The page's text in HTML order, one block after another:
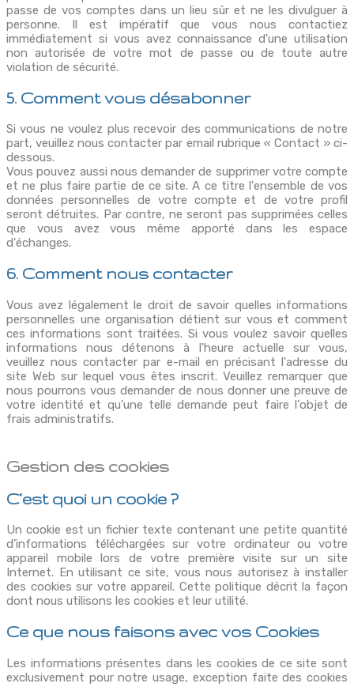
passe de vos comptes dans un lieu sûr et ne les divulguer à
personne. Il est impératif que vous nous contactiez
immédiatement si vous avez connaissance d'une utilisation
non autorisée de votre mot de passe ou de toute autre
violation de sécurité.
5. Comment vous désabonner
Si vous ne voulez plus recevoir des communications de notre
part, veuillez nous contacter par email rubrique « Contact » ci-
dessous.
Vous pouvez aussi nous demander de supprimer votre compte
et ne plus faire partie de ce site. A ce titre l'ensemble de vos
données personnelles de votre compte et de votre profil
seront détruites. Par contre, ne seront pas supprimées celles
que vous avez vous même apporté dans les espace
d'échanges.
6. Comment nous contacter
Vous avez légalement le droit de savoir quelles informations
personnelles une organisation détient sur vous et comment
ces informations sont traitées. Si vous voulez savoir quelles
informations nous détenons à l'heure actuelle sur vous,
veuillez nous contacter par e-mail en précisant l'adresse du
site Web sur lequel vous êtes inscrit. Veuillez remarquer que
nous pourrons vous demander de nous donner une preuve de
votre identité et qu'une telle demande peut faire l'objet de
frais administratifs.
Gestion des cookies
C’est quoi un cookie ?
Un cookie est un fichier texte contenant une petite quantité
d’informations téléchargées sur votre ordinateur ou votre
appareil mobile lors de votre première visite sur un site
Internet. En utilisant ce site, vous nous autorisez à installer
des cookies sur votre appareil. Cette politique décrit la façon
dont nous utilisons les cookies et leur utilité.
Ce que nous faisons avec vos Cookies
Les informations présentes dans les cookies de ce site sont
exclusivement pour notre usage, exception faite des cookies